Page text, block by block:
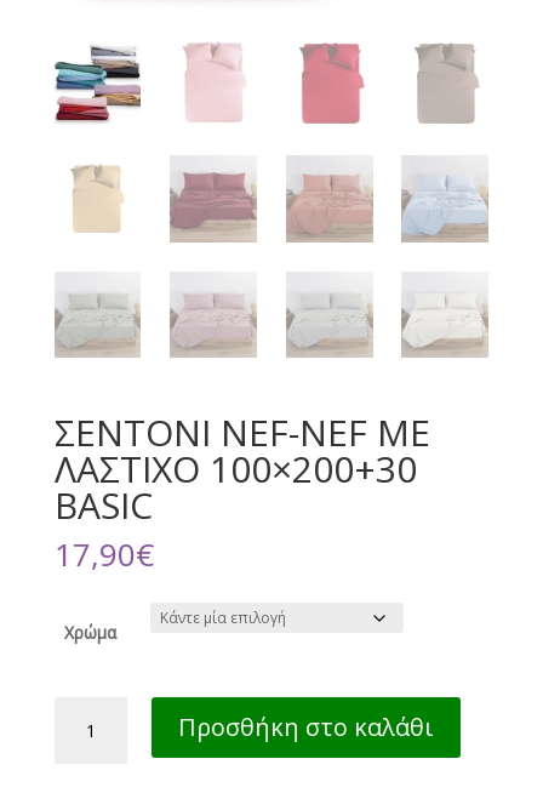
ΣΕΝΤΟΝΙ NEF-NEF ΜΕ
ΛΑΣΤΙΧΟ 100×200+30
BASIC
17,90€
Χρώμα
NEF-
Προσθήκη στο καλάθι